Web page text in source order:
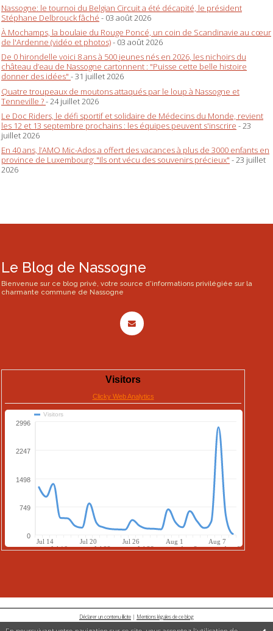
Nassogne: le tournoi du Belgian Circuit a été décapité, le président
Stéphane Delbrouck fâché - 03 août 2026
À Mochamps, la boulaie du Rouge Poncé, un coin de Scandinavie au cœur
de l'Ardenne (vidéo et photos)- 03 août 2026
De 0 hirondelle voici 8 ans à 500 jeunes nés en 2026, les nichoirs du
château d’eau de Nassogne cartonnent : "Puisse cette belle histoire
donner des idées" - 31 juillet 2026
Quatre troupeaux de moutons attaqués par le loup à Nassogne et
Tenneville ?- 24 juillet 2026
Le Doc Riders, le défi sportif et solidaire de Médecins du Monde, revient
les 12 et 13 septembre prochains : les équipes peuvent s'inscrire - 23
juillet 2026
En 40 ans, l’AMO Mic-Ados a offert des vacances à plus de 3000 enfants en
province de Luxembourg: "Ils ont vécu des souvenirs précieux" - 23 juillet
2026
Le Blog de Nassogne
Bienvenue sur ce blog privé, votre source d'informations privilégiée sur la
charmante commune de Nassogne
Déclarer un contenu illicite | Mentions légales de ce blog